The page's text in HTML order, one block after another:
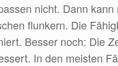
nicht. Dann kann
flunkern. Die
Besser noch: Die
In den meisten